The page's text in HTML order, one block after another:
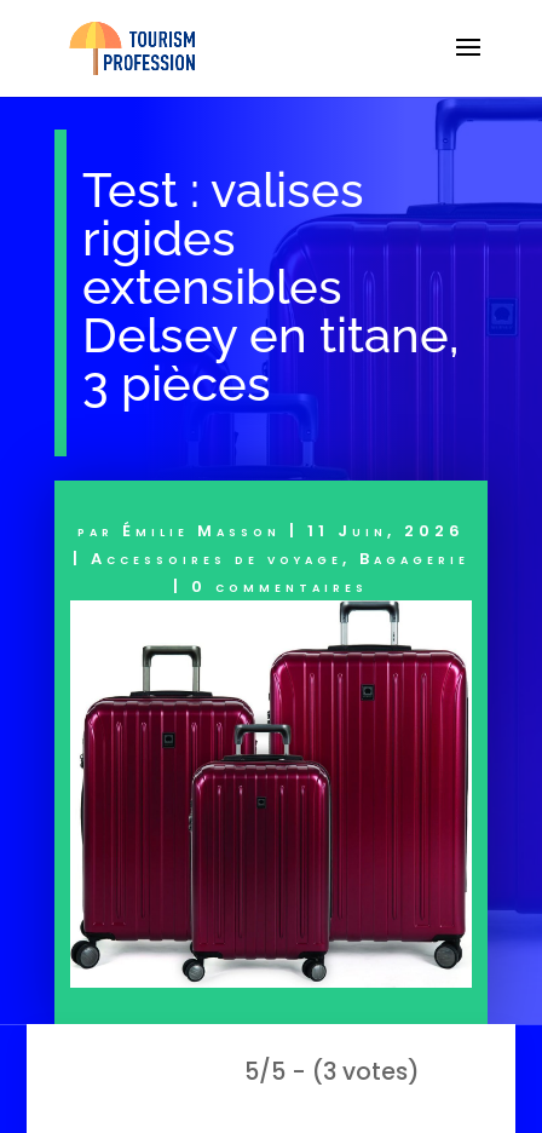
Test : valises
rigides
extensibles
Delsey en titane,
3 pièces
par Émilie Masson | 11 Juin, 2026
| Accessoires de voyage , Bagagerie
| 0 commentaires
5/5 - (3 votes)